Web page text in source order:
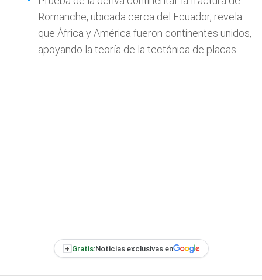
Romanche, ubicada cerca del Ecuador, revela
que África y América fueron continentes unidos,
apoyando la teoría de la tectónica de placas.
+ Gratis:Noticias exclusivas en